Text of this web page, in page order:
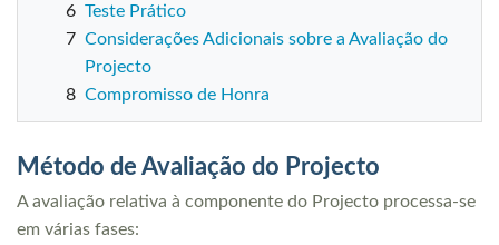
6 Teste Prático
7 Considerações Adicionais sobre a Avaliação do
Projecto
8 Compromisso de Honra
Método de Avaliação do Projecto
A avaliação relativa à componente do Projecto processa-se
em várias fases: